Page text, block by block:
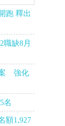
跑 釋出
職缺8月
案 強化
名
額1,927